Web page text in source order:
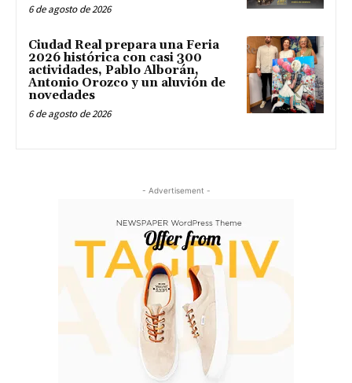
6 de agosto de 2026
Ciudad Real prepara una Feria
2026 histórica con casi 300
actividades, Pablo Alborán,
Antonio Orozco y un aluvión de
novedades
6 de agosto de 2026
- Advertisement -